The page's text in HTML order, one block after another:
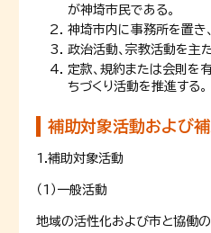
が神埼市民である。
神埼市内に事務所を置き
政治活動、宗教活動を主
定款、規約または会則を
ちづくり活動を推進する。
補助対象活動および
1.補助対象活動
（1）一般活動
地域の活性化および市と協働